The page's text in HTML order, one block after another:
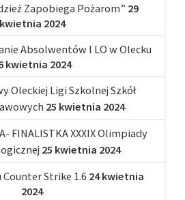
Zapobiega Pożarom” 29
kwietnia 2024
Absolwentów I LO w Olecku
kwietnia 2024
Oleckiej Ligi Szkolnej Szkół
25 kwietnia 2024
FINALISTKA XXXIX Olimpiady
25 kwietnia 2024
Counter Strike 1.6 24 kwietnia
2024